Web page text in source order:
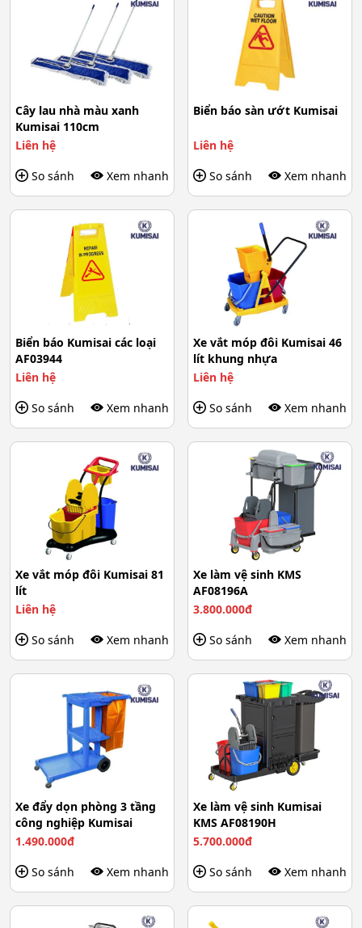
Cây lau nhà màu xanh
Kumisai 110cm
Liên hệ
So sánh
Xem nhanh
Biển báo sàn ướt Kumisai
Liên hệ
So sánh
Xem nhanh
Biển báo Kumisai các loại
AF03944
Liên hệ
So sánh
Xem nhanh
Xe vắt móp đôi Kumisai 46
lít khung nhựa
Liên hệ
So sánh
Xem nhanh
Xe vắt móp đôi Kumisai 81
lít
Liên hệ
So sánh
Xem nhanh
Xe làm vệ sinh KMS
AF08196A
3.800.000đ
So sánh
Xem nhanh
Xe đẩy dọn phòng 3 tầng
công nghiệp Kumisai
1.490.000đ
So sánh
Xem nhanh
Xe làm vệ sinh Kumisai
KMS AF08190H
5.700.000đ
So sánh
Xem nhanh